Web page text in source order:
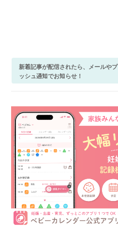
新着記事が配信されたら、メールやプ
ッシュ通知でお知らせ！